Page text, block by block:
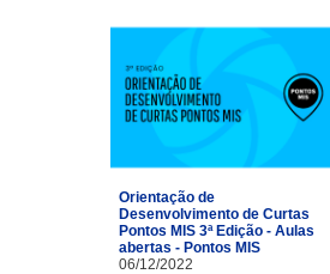
Orientação de
Desenvolvimento de Curtas
Pontos MIS 3ª Edição - Aulas
abertas - Pontos MIS
06/12/2022